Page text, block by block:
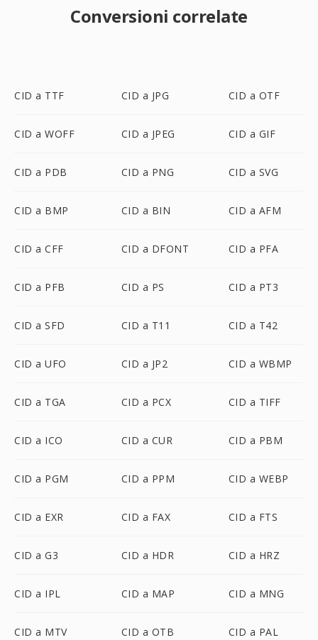
Conversioni correlate
CID a TTF CID a JPG CID a OTF
CID a WOFF CID a JPEG CID a GIF
CID a PDB CID a PNG CID a SVG
CID a BMP CID a BIN CID a AFM
CID a CFF CID a DFONT CID a PFA
CID a PFB CID a PS CID a PT3
CID a SFD CID a T11 CID a T42
CID a UFO CID a JP2 CID a WBMP
CID a TGA CID a PCX CID a TIFF
CID a ICO CID a CUR CID a PBM
CID a PGM CID a PPM CID a WEBP
CID a EXR CID a FAX CID a FTS
CID a G3 CID a HDR CID a HRZ
CID a IPL CID a MAP CID a MNG
CID a MTV CID a OTB CID a PAL